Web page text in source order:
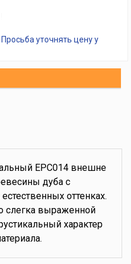
уточнять цену у
EPC014 внешне
дуба с
оттенках.
слегка выраженной
характер